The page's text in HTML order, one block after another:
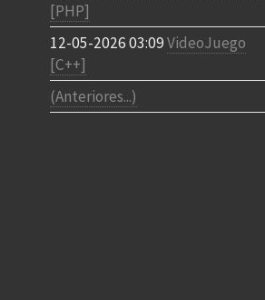
[PHP]
12-05-2026 03:09VideoJuego
[C++]
(Anteriores...)